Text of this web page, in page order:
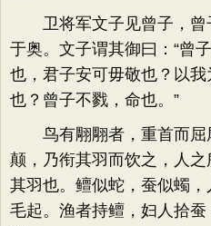
卫将军文子见曾子，曾
于奥。文子谓其御曰：“曾
也，君子安可毋敬也？以
也？曾子不戮，命也。”
鸟有翢翢者，重首而屈
颠，乃衔其羽而饮之，人
其羽也。鳣似蛇，蚕似蠋
毛起。渔者持鳣，妇人拾蚕